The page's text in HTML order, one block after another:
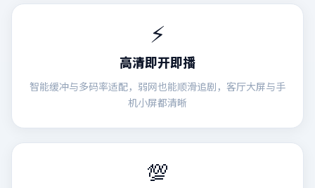
⚡
高清即开即播
智能缓冲与多码率适配，弱网也能顺滑追剧，客厅大屏与手
机小屏都清晰
💯